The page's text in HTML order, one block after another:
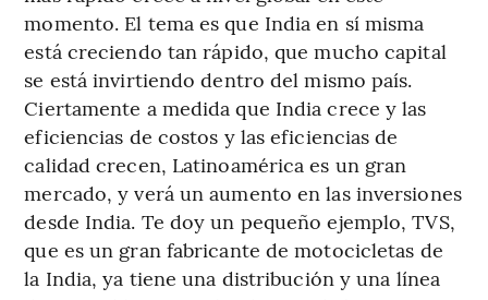
momento. El tema es que India en sí misma
está creciendo tan rápido, que mucho capital
se está invirtiendo dentro del mismo país.
Ciertamente a medida que India crece y las
eficiencias de costos y las eficiencias de
calidad crecen, Latinoamérica es un gran
mercado, y verá un aumento en las inversiones
desde India. Te doy un pequeño ejemplo, TVS,
que es un gran fabricante de motocicletas de
la India, ya tiene una distribución y una línea